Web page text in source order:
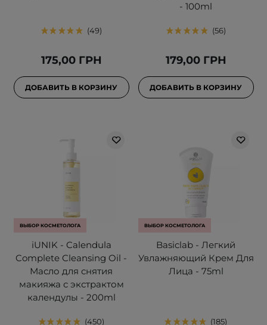
49
175,00 ГРН
ДОБАВИТЬ В КОРЗИНУ
- 100ml
56
179,00 ГРН
ДОБАВИТЬ В КОРЗИНУ
ВЫБОР КОСМЕТОЛОГА
iUNIK - Calendula
Complete Cleansing Oil -
Масло для снятия
макияжа с экстрактом
календулы - 200ml
450
ВЫБОР КОСМЕТОЛОГА
Basiclab - Легкий
Увлажняющий Крем Для
Лица - 75ml
185